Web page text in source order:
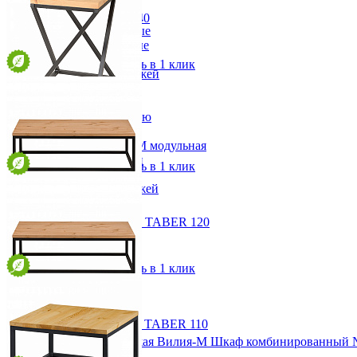
Прихожая
Вешалки напольные
Вешалки настенные
Газетница
Зеркала для прихожей
Наборы в прихожую
Обувницы
Прихожая Вилия-М модульная
Скамьи и банкетки
Тумбы и комоды
Шкафы для прихожей
Модульная прихожая Вилия-М Шкаф комбинированный
Кровать 140х190 LOT 140
от 40 817 ₽
152 х 110 х 208 см
В корзину
Быстро купить в 1 клик
Табурет 40 VBC 40
от 7 644 ₽
40 х 45 х 40 см
В корзину Быстро купить в 1 клик
Столик журнальный 120 TABER 120
от 17 800 ₽
120 х 38 х 80 см
В корзину Быстро купить в 1 клик
Столик журнальный 110 TABER 110